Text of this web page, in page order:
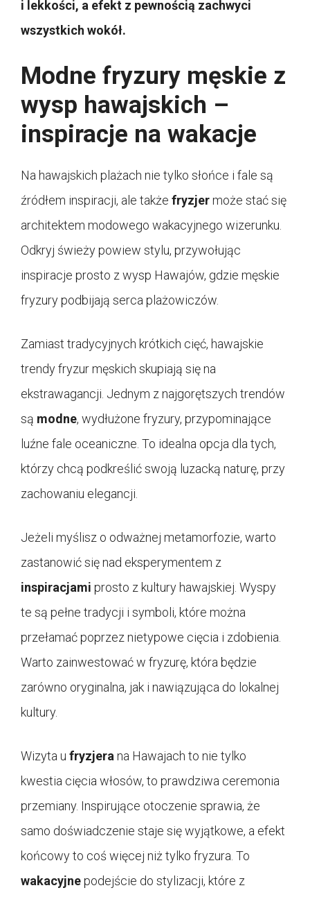
i lekkości, a efekt z pewnością zachwyci
wszystkich wokół.
Modne fryzury męskie z
wysp hawajskich –
inspiracje na wakacje
Na hawajskich plażach nie tylko słońce i fale są
źródłem inspiracji, ale także fryzjermoże stać się
architektem modowego wakacyjnego wizerunku.
Odkryj świeży powiew stylu, przywołując
inspiracje prosto z wysp Hawajów, gdzie męskie
fryzury podbijają serca plażowiczów.
Zamiast tradycyjnych krótkich cięć, hawajskie
trendy fryzur męskich skupiają się na
ekstrawagancji. Jednym z najgorętszych trendów
są modne, wydłużone fryzury, przypominające
luźne fale oceaniczne. To idealna opcja dla tych,
którzy chcą podkreślić swoją luzacką naturę, przy
zachowaniu elegancji.
Jeżeli myślisz o odważnej metamorfozie, warto
zastanowić się nad eksperymentem z
inspiracjami prosto z kultury hawajskiej. Wyspy
te są pełne tradycji i symboli, które można
przełamać poprzez nietypowe cięcia i zdobienia.
Warto zainwestować w fryzurę, która będzie
zarówno oryginalna, jak i nawiązująca do lokalnej
kultury.
Wizyta u fryzjera na Hawajach to nie tylko
kwestia cięcia włosów, to prawdziwa ceremonia
przemiany. Inspirujące otoczenie sprawia, że
samo doświadczenie staje się wyjątkowe, a efekt
końcowy to coś więcej niż tylko fryzura. To
wakacyjnepodejście do stylizacji, które z